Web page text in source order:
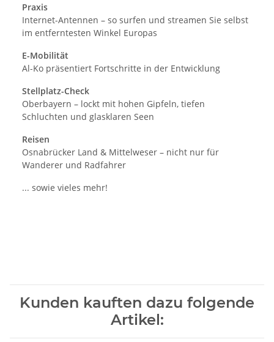
Praxis
Internet-Antennen – so surfen und streamen Sie selbst
im entferntesten Winkel Europas
E-Mobilität
Al-Ko präsentiert Fortschritte in der Entwicklung
Stellplatz-Check
Oberbayern – lockt mit hohen Gipfeln, tiefen
Schluchten und glasklaren Seen
Reisen
Osnabrücker Land & Mittelweser – nicht nur für
Wanderer und Radfahrer
... sowie vieles mehr!
Kunden kauften dazu folgende
Artikel: